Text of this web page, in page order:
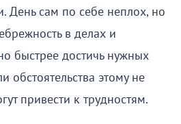
День сам по себе неплох, но
в делах и
быстрее достичь нужных
обстоятельства этому не
привести к трудностям.